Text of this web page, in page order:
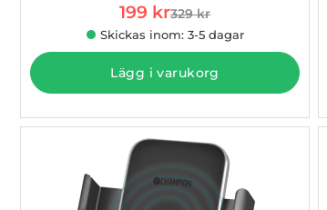
rea pris
199 krtidigare pris
329 kr
Skickas inom: 3-5 dagar
Lägg i varukorg